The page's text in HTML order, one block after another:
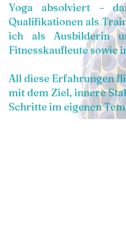
Yoga absolviert –
Qualifikationen als
ich als Ausbilderin
Fitnesskaufleute sowie
All diese Erfahrungen
mit dem Ziel, innere
Schritte im eigenen